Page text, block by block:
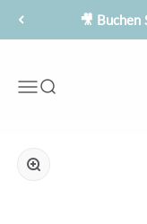
Zum Inhalt springen
🎥 Buchen
MenüSuche
Bild vergrößern